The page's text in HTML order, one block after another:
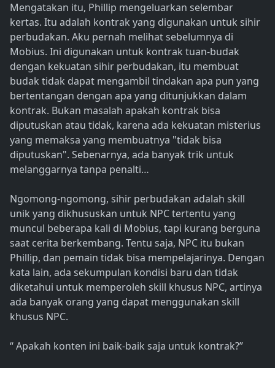
Mengatakan itu, Phillip mengeluarkan selembar
kertas. Itu adalah kontrak yang digunakan untuk sihir
perbudakan. Aku pernah melihat sebelumnya di
Mobius. Ini digunakan untuk kontrak tuan-budak
dengan kekuatan sihir perbudakan, itu membuat
budak tidak dapat mengambil tindakan apa pun yang
bertentangan dengan apa yang ditunjukkan dalam
kontrak. Bukan masalah apakah kontrak bisa
diputuskan atau tidak, karena ada kekuatan misterius
yang memaksa yang membuatnya "tidak bisa
diputuskan". Sebenarnya, ada banyak trik untuk
melanggarnya tanpa penalti…
Ngomong-ngomong, sihir perbudakan adalah skill
unik yang dikhususkan untuk NPC tertentu yang
muncul beberapa kali di Mobius, tapi kurang berguna
saat cerita berkembang. Tentu saja, NPC itu bukan
Phillip, dan pemain tidak bisa mempelajarinya. Dengan
kata lain, ada sekumpulan kondisi baru dan tidak
diketahui untuk memperoleh skill khusus NPC, artinya
ada banyak orang yang dapat menggunakan skill
khusus NPC.
“ Apakah konten ini baik-baik saja untuk kontrak?”